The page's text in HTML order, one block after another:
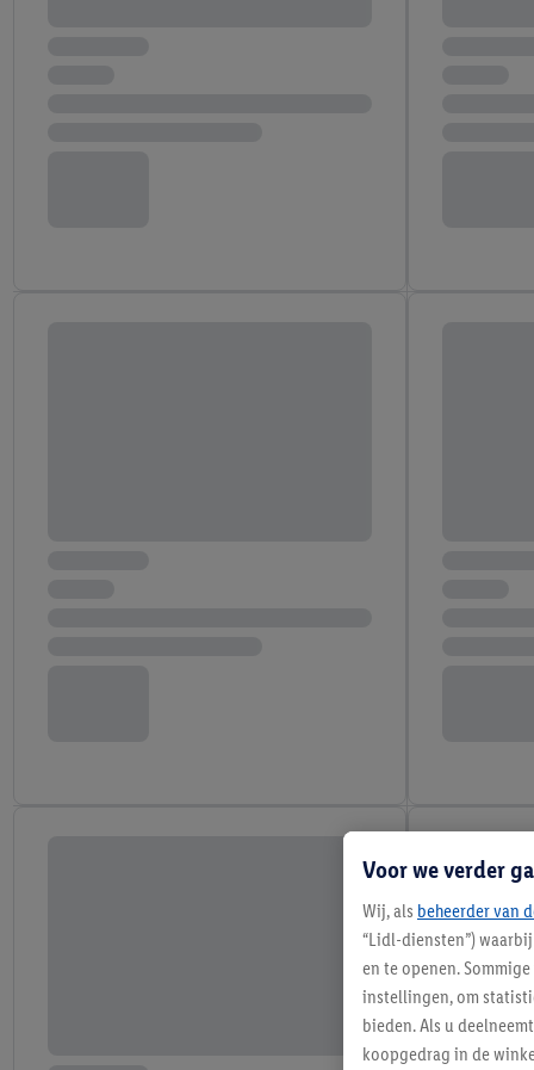
Voor we verder
Wij, als beheerder van
“Lidl-diensten”)
en te openen.
instellingen, om
bieden. Als u
koopgedrag in de